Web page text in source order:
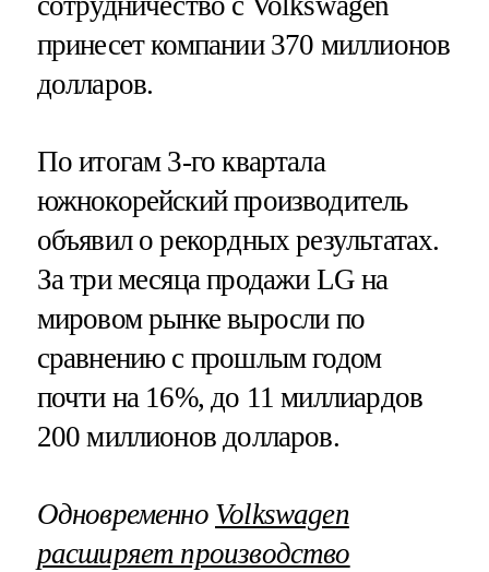
принесет компании 370 миллионов
долларов.
По итогам 3-го квартала
южнокорейский производитель
объявил о рекордных результатах.
За три месяца продажи LG на
мировом рынке выросли по
сравнению с прошлым годом
почти на 16%, до 11 миллиардов
200 миллионов долларов.
Одновременно Volkswagen
расширяет производство